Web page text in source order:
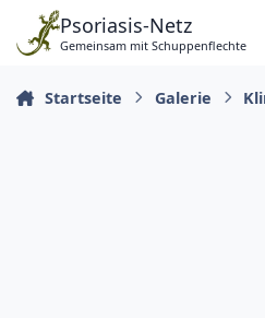
Zu Inhalt springen
Psoriasis-Netz
Gemeinsam mit Schuppenflechte
Startseite Galerie